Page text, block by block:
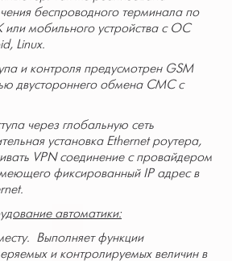
беспроводного терминала по
мобильного устройства с ОС
Linux.
и контроля предусмотрен GSM
двустороннего обмена СМС с
через глобальную сеть
установка Ethernetроутера,
VPNсоединение с провайдером
фиксированный IP адрес в
.
автоматики:
Выполняет функции
и контролируемых величин в